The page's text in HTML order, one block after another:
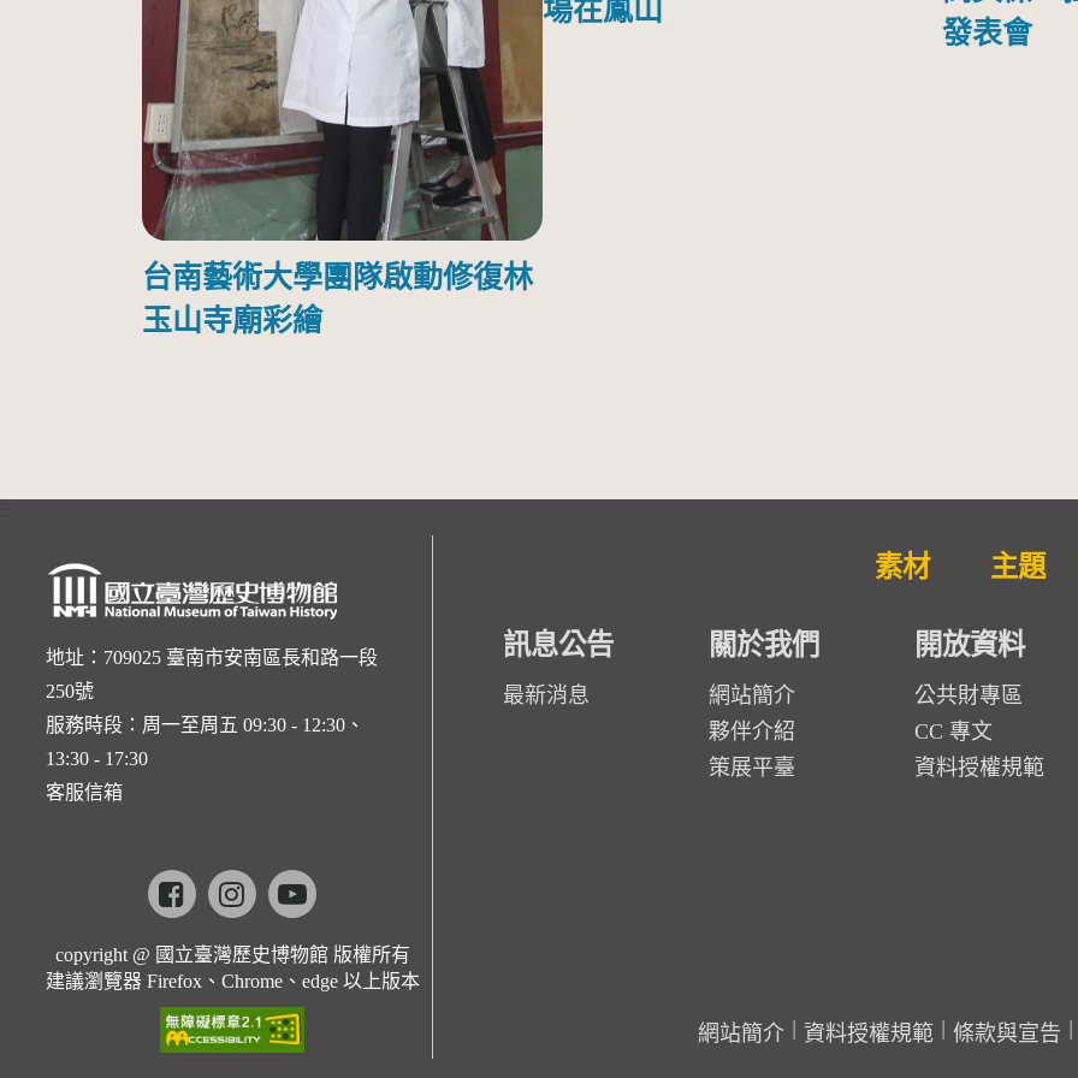
台南藝術大學團隊啟動修復林
玉山寺廟彩繪
場在鳳山
發表會
地址：709025 臺南市安南區長和路一段
250號
服務時段：周一至周五 09:30 - 12:30、
13:30 - 17:30
客服信箱
Facebookinstagramyoutube
copyright @ 國立臺灣歷史博物館 版權所有
建議瀏覽器 Firefox、Chrome、edge 以上版本
素材 主題
訊息公告
最新消息
關於我們
網站簡介
夥伴介紹
策展平臺
開放資料
公共財專區
CC 專文
資料授權規範
網站簡介 資料授權規範 條款與宣告